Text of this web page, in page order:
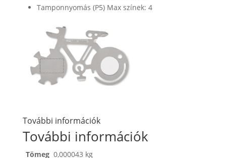
Tamponnyomás (P5) Max színek: 4
További információk
További információk
Tömeg 0,000043 kg